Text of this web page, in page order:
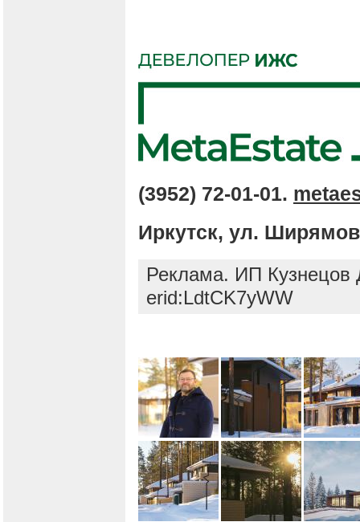
(3952) 72-01-01.
Иркутск, ул.
Реклама. ИП Кузнецов
erid:LdtCK7yWW